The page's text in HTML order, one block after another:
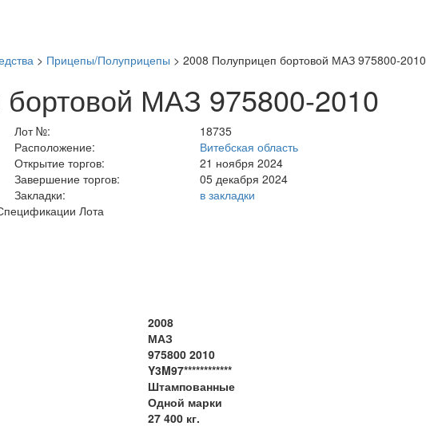
> Прицепы/Полуприцепы > 2008 Полуприцеп бортовой МАЗ 975800-2010
МАЗ 975800-2010
Лот №:
18735
Расположение:
Витебская область
Открытие торгов:
21 ноября 2024
Завершение торгов:
05 декабря 2024
Закладки:
в закладки
Лота
2008
МАЗ
975800 2010
Y3M97************
Штампованные
Одной марки
27 400 кг.